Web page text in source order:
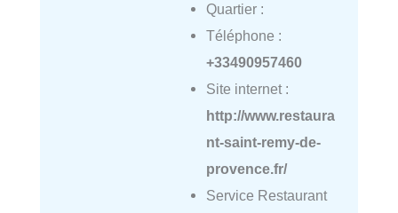
Quartier :
Téléphone :
+33490957460
Site internet :
http://www.restaura
nt-saint-remy-de-
provence.fr/
Service Restaurant